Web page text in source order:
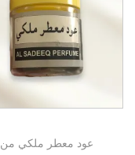
عود معطر ملكي من